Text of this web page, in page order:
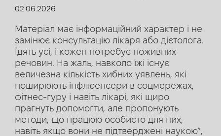
02.06.2026
Матеріал має інформаційний характер і не
замінює консультацію лікаря або дієтолога.
Їдять усі, і кожен потребує поживних
речовин. На жаль, навколо їжі існує
величезна кількість хибних уявлень, які
поширюють інфлюенсери в соцмережах,
фітнес-гуру і навіть лікарі, які щиро
прагнуть допомогти, але пропонують
методи, що працюю особисто для них,
навіть якщо вони не підтверджені наукою”,